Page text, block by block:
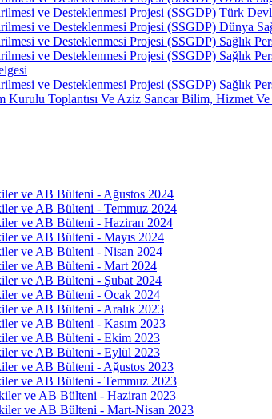
ve Desteklenmesi Projesi (SSGDP) Türk
ve Desteklenmesi Projesi (SSGDP) Dünya
ve Desteklenmesi Projesi (SSGDP) Sağlık
ve Desteklenmesi Projesi (SSGDP) Sağlık
ve Desteklenmesi Projesi (SSGDP) Sağlık
Kurulu Toplantısı Ve Aziz Sancar Bilim, Hizmet
ve AB Bülteni - Ağustos 2024
ve AB Bülteni - Temmuz 2024
ve AB Bülteni - Haziran 2024
ve AB Bülteni - Mayıs 2024
ve AB Bülteni - Nisan 2024
ve AB Bülteni - Mart 2024
ve AB Bülteni - Şubat 2024
ve AB Bülteni - Ocak 2024
ve AB Bülteni - Aralık 2023
ve AB Bülteni - Kasım 2023
ve AB Bülteni - Ekim 2023
ve AB Bülteni - Eylül 2023
ve AB Bülteni - Ağustos 2023
ve AB Bülteni - Temmuz 2023
ve AB Bülteni - Haziran 2023
ve AB Bülteni - Mart-Nisan 2023